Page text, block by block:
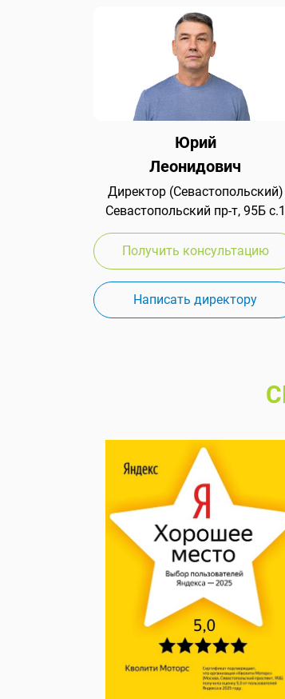
Юрий
Леонидович
Директор (Севастопольский)
Севастопольский пр-т, 95Б с.1
Получить консультацию
Написать директору